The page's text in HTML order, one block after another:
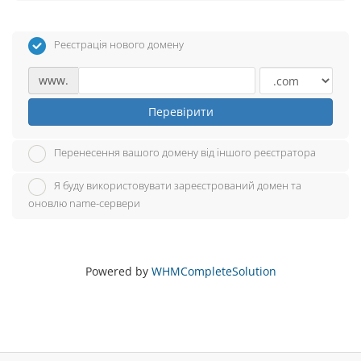
Реєстрація нового домену
www.
Перевірити
Перенесення вашого домену від іншого реєстратора
Я буду використовувати зареєстрований домен та
оновлю name-сервери
Powered by WHMCompleteSolution